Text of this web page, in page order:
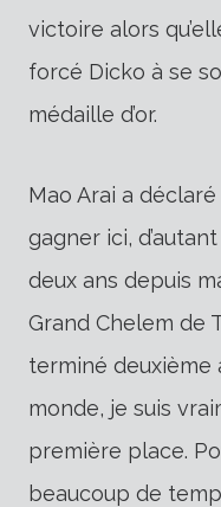
victoire alors
forcé Dicko à se
médaille d’or.
Mao Arai a
gagner ici,
deux ans depuis
Grand Chelem de
terminé deuxième
monde, je suis
première place.
beaucoup de